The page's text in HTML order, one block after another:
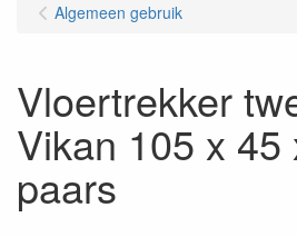
Algemeen gebruik
Vloertrekker
Vikan 105 x 45
paars